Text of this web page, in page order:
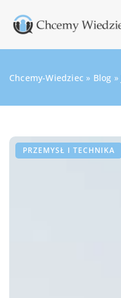
Chcemy-Wiedziec » Blog »
PRZEMYSŁ I TECHNIKA